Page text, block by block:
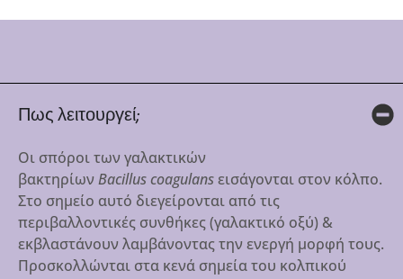
Πως λειτουργεί;
Οι σπόροι των γαλακτικών
βακτηρίωνBacilluscoagulansεισάγονται στον κόλπο.
Στο σημείο αυτό διεγείρονται από τις
περιβαλλοντικές συνθήκες (γαλακτικό οξύ) &
εκβλαστάνουν λαμβάνοντας την ενεργή μορφή τους.
Προσκολλώνται στα κενά σημεία του κολπικού